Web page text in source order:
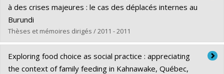
Cycle :Doctorat
Diplôme obtenu :
Lien vers le document dans Papyrus
à des crises majeures : le cas des déplacés internes au
Burundi
Thèses et mémoires dirigés / 2011 - 2011
Diplômé(e) :Hakizimana, Gabriel
Cycle :Doctorat
Exploring food choice as social practice : appreciating
the context of family feeding in Kahnawake, Québec,